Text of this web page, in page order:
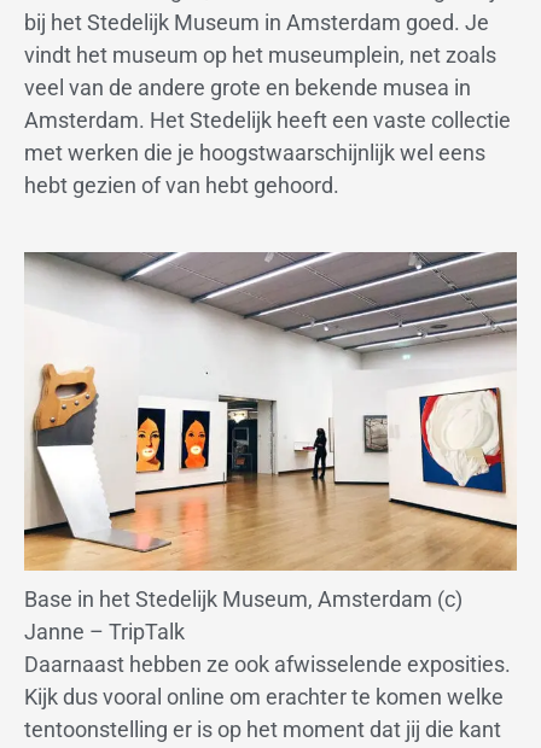
bij het Stedelijk Museum in Amsterdam goed. Je
vindt het museum op het museumplein, net zoals
veel van de andere grote en bekende musea in
Amsterdam. Het Stedelijk heeft een vaste collectie
met werken die je hoogstwaarschijnlijk wel eens
hebt gezien of van hebt gehoord.
Base in het Stedelijk Museum, Amsterdam (c)
Janne – TripTalk
Daarnaast hebben ze ook afwisselende exposities.
Kijk dus vooral online om erachter te komen welke
tentoonstelling er is op het moment dat jij die kant